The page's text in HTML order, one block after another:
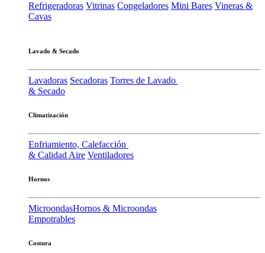
Refrigeradoras Vitrinas Congeladores Mini Bares Vineras &
Cavas
Lavado & Secado
Lavadoras Secadoras Torres de Lavado
& Secado
Climatización
Enfriamiento, Calefacción
& Calidad Aire Ventiladores
Hornos
MicroondasHornos & Microondas
Empotrables
Costura